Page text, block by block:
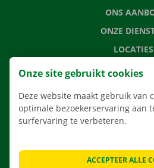
ONS
ONZE
LOCATIES
APP
VEELGESTELDE
Onze site gebruikt cookies
Deze website maakt gebruik van
optimale bezoekerservaring aan
surfervaring te verbeteren.
ACCEPTEER ALLE